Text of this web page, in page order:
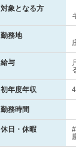
対象となる方
勤務地
給与
初年度年収
勤務時間
休日・休暇